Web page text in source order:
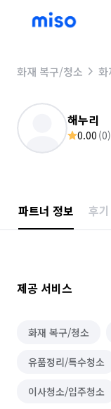
화재 복구/청소 화
해누리
0.00 (0)
파트너 정보 후기
제공 서비스
화재 복구/청소
유품정리/특수청소
이사청소/입주청소